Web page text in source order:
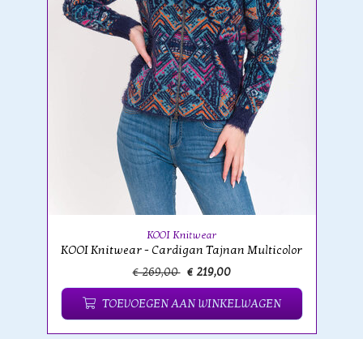
KOOI Knitwear
KOOI Knitwear - Cardigan Tajnan Multicolor
€ 269,00 € 219,00
TOEVOEGEN AAN WINKELWAGEN